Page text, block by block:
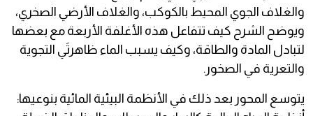
والغلاف الجوي المحيط بالكوكب، والغلاف الأرضي الصخري،
ويوضح الشرح كيف تتفاعل هذه الأغلفة الأربعة مع بعضها
لتبادل المادة والطاقة، وكيف يسبب الماء ظاهرتَي التجوية
والتعرية في الصخور.
يتوسع المحور بعد ذلك في الأنظمة البيئية المائية بنوعيها: